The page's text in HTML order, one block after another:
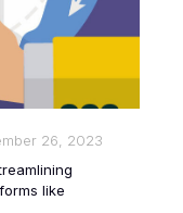
26, 2023
like